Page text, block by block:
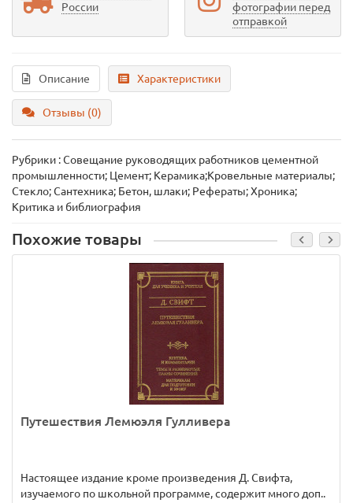
России
фотографии перед
отправкой
Описание Характеристики
Отзывы (0)
Рубрики : Совещание руководящих работников цементной
промышленности; Цемент; Керамика;Кровельные материалы;
Стекло; Сантехника; Бетон, шлаки; Рефераты; Хроника;
Критика и библиография
Похожие товары
Путешествия Лемюэля Гулливера
Настоящее издание кроме произведения Д. Свифта,
изучаемого по школьной программе, содержит много доп..